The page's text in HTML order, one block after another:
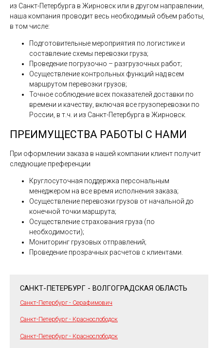
из Санкт-Петербурга в Жирновск или в другом направлении,
наша компания проводит весь необходимый объем работы,
в том числе:
Подготовительные мероприятия по логистике и
составление схемы перевозки груза;
Проведение погрузочно – разгрузочных работ;
Осуществление контрольных функций над всем
маршрутом перевозки грузов;
Точное соблюдение всех показателей доставки по
времени и качеству, включая все грузоперевозки по
России, в т.ч. и из Санкт-Петербурга в Жирновск.
ПРЕИМУЩЕСТВА РАБОТЫ С НАМИ
При оформлении заказа в нашей компании клиент получит
следующие преференции
Круглосуточная поддержка персональным
менеджером на все время исполнения заказа;
Осуществление перевозки грузов от начальной до
конечной точки маршрута;
Осуществление страхования груза (по
необходимости);
Мониторинг грузовых отправлений;
Проведение прозрачных расчетов с клиентами.
САНКТ-ПЕТЕРБУРГ - ВОЛГОГРАДСКАЯ ОБЛАСТЬ
Санкт-Петербург - Серафимович
Санкт-Петербург - Краснослободск
Санкт-Петербург - Краснослободск